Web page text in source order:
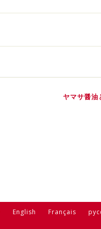
ヤマサ醤油
English Français